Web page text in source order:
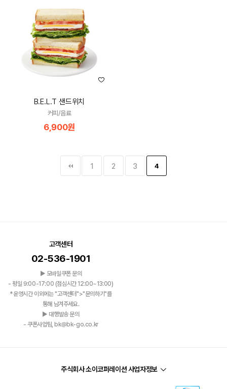
B.E.L.T 샌드위치
커피/음료
6,900원
1 2 3 4
고객센터
02-536-1901
▶ 모바일쿠폰 문의
- 평일 9:00-17:00 (점심시간 12:00~13:00)
*운영시간 이외에는 "고객센터">"문의하기"를
통해 남겨주세요.
▶ 대행발송 문의
- 쿠폰사업팀, bk@bk-go.co.kr
주식회사 소이코퍼레이션 사업자정보